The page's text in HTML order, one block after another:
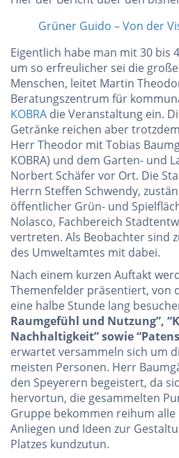
Grüner Guido – Von der
Eigentlich habe man mit 30 bis
um so erfreulicher sei die
Menschen, leitet Martin
Beratungszentrum für
KOBRA die Veranstaltung ein.
Getränke reichen aber
Herr Theodor mit Tobias
KOBRA) und dem Garten- und
Norbert Schäfer vor Ort. Die
Herrn Steffen Schwendy,
öffentlicher Grün- und
Nolasco, Fachbereich
vertreten. Als Beobachter sind
des Umweltamtes mit dabei.
Nach einem kurzen Auftakt
Themenfelder präsentiert, von
eine halbe Stunde lang
Raumgefühl und Nutzung”,
Nachhaltigkeit” sowie
erwartet versammeln sich um
meisten Personen. Herr
den Speyerern begeistert, da
hervortun, die gesammelten
Gruppe bekommen reihum
Anliegen und Ideen zur
Platzes kundzutun.